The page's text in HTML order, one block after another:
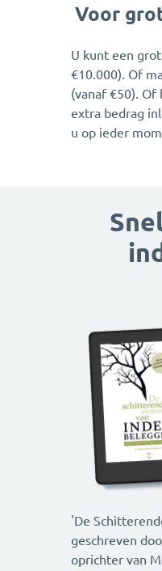
Voor
U kunt een
€10.000). Of
(vanaf €50). Of
extra bedrag
u op ieder
'De
geschreven
oprichter van